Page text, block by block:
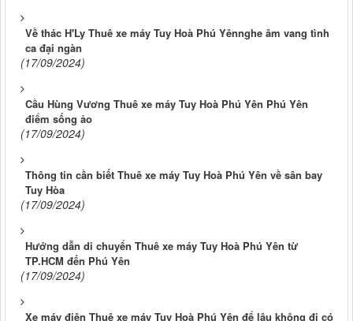
Về thác H'Ly Thuê xe máy Tuy Hoà Phú Yênnghe âm vang tình
ca đại ngàn
(17/09/2024)
Cầu Hùng Vương Thuê xe máy Tuy Hoà Phú Yên Phú Yên
điểm sống ảo
(17/09/2024)
Thông tin cần biết Thuê xe máy Tuy Hoà Phú Yên về sân bay
Tuy Hòa
(17/09/2024)
Hướng dẫn di chuyển Thuê xe máy Tuy Hoà Phú Yên từ
TP.HCM đến Phú Yên
(17/09/2024)
Xe máy điện Thuê xe máy Tuy Hoà Phú Yên để lâu không đi có